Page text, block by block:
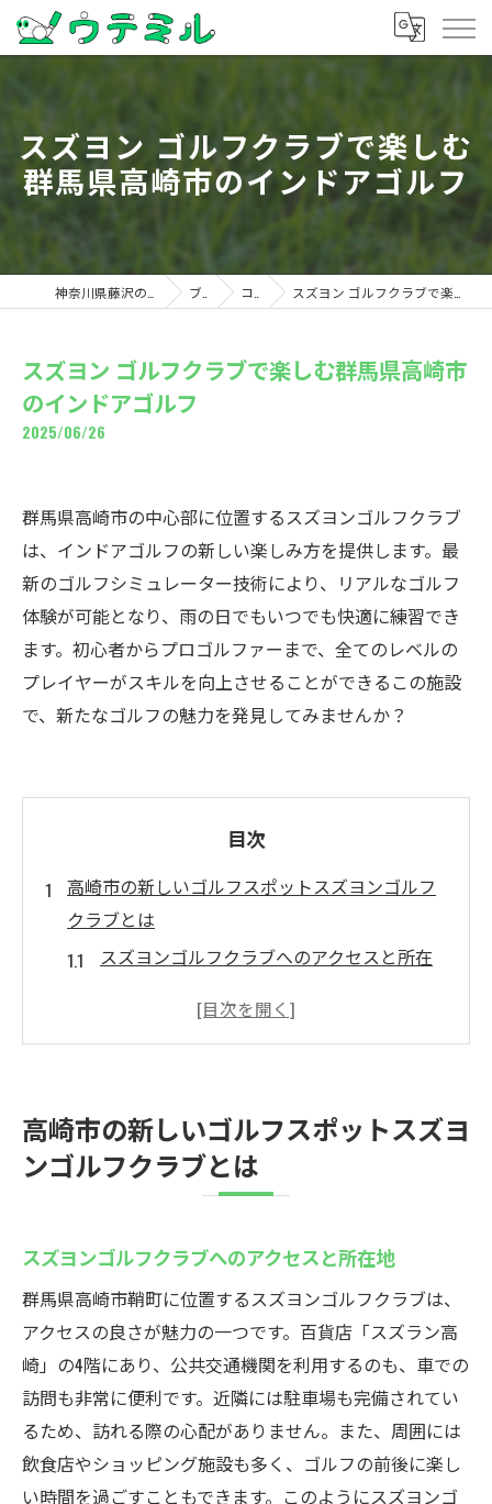
スズヨン ゴルフクラブで楽しむ
群馬県高崎市のインドアゴルフ
ブログ コラム スズヨン ゴルフクラブで楽しむ群馬県高崎市のインドアゴルフ
スズヨン ゴルフクラブで楽しむ群馬県高崎市
のインドアゴルフ
2025/06/26
群馬県高崎市の中心部に位置するスズヨンゴルフクラブ
は、インドアゴルフの新しい楽しみ方を提供します。最
新のゴルフシミュレーター技術により、リアルなゴルフ
体験が可能となり、雨の日でもいつでも快適に練習でき
ます。初心者からプロゴルファーまで、全てのレベルの
プレイヤーがスキルを向上させることができるこの施設
で、新たなゴルフの魅力を発見してみませんか？
目次
高崎市の新しいゴルフスポットスズヨンゴルフ
クラブとは
スズヨンゴルフクラブへのアクセスと所在
施設内設備の充実度とその特徴
地域におけるインドアゴルフの重要性
ゴルフ初心者も安心のサポート体制
クラブの魅力
革新的なゴルフシミュレーター技術の紹介
リアルタイム解析でスキル向上をサポート
プロゴルファーも認める臨場感溢れる体験
最新技術を活用したトレーニング法
初心者でも楽しく学べる練習メニュー
利用者の声から見るシミュレーターの評価
高崎市の新しいゴルフスポットスズヨ
ンゴルフクラブとは
スズヨンゴルフクラブへのアクセスと所在地
群馬県高崎市鞘町に位置するスズヨンゴルフクラブは、
アクセスの良さが魅力の一つです。百貨店「スズラン高
崎」の4階にあり、公共交通機関を利用するのも、車での
訪問も非常に便利です。近隣には駐車場も完備されてい
るため、訪れる際の心配がありません。また、周囲には
飲食店やショッピング施設も多く、ゴルフの前後に楽し
い時間を過ごすこともできます。このようにスズヨンゴ